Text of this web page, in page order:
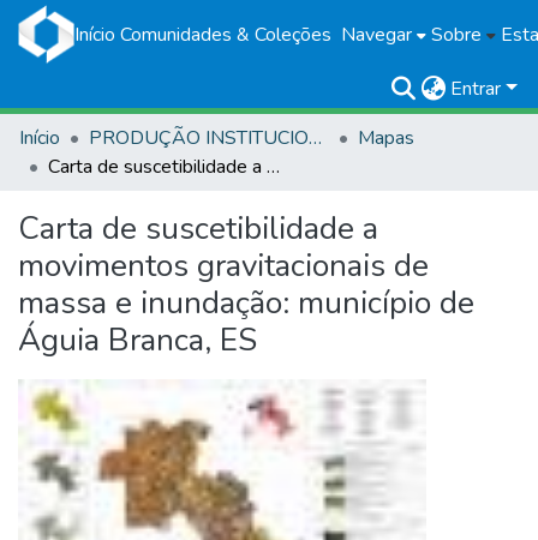
Início Comunidades & Coleções Navegar Sobre
Entrar
Início
PRODUÇÃO INSTITUCIONAL
Mapas
Carta de suscetibilidade a movimentos gravitacionais de massa e inundação: município de Águia Branca, ES
Carta de suscetibilidade a
movimentos gravitacionais de
massa e inundação: município de
Águia Branca, ES